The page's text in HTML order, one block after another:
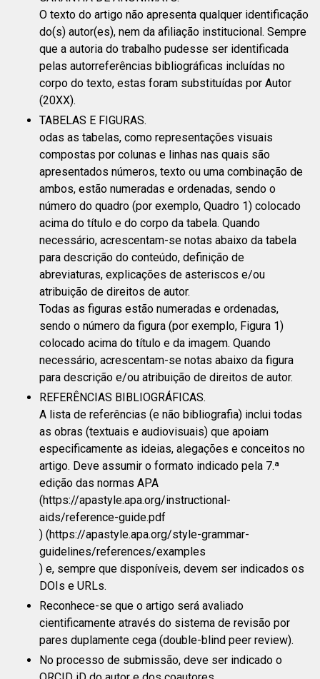
O texto do artigo não apresenta qualquer identificação
do(s) autor(es), nem da afiliação institucional. Sempre
que a autoria do trabalho pudesse ser identificada
pelas autorreferências bibliográficas incluídas no
corpo do texto, estas foram substituídas por Autor
(20XX).
TABELAS E FIGURAS.
odas as tabelas, como representações visuais
compostas por colunas e linhas nas quais são
apresentados números, texto ou uma combinação de
ambos, estão numeradas e ordenadas, sendo o
número do quadro (por exemplo, Quadro 1) colocado
acima do título e do corpo da tabela. Quando
necessário, acrescentam-se notas abaixo da tabela
para descrição do conteúdo, definição de
abreviaturas, explicações de asteriscos e/ou
atribuição de direitos de autor.
Todas as figuras estão numeradas e ordenadas,
sendo o número da figura (por exemplo, Figura 1)
colocado acima do título e da imagem. Quando
necessário, acrescentam-se notas abaixo da figura
para descrição e/ou atribuição de direitos de autor.
REFERÊNCIAS BIBLIOGRÁFICAS.
A lista de referências (e não bibliografia) inclui todas
as obras (textuais e audiovisuais) que apoiam
especificamente as ideias, alegações e conceitos no
artigo. Deve assumir o formato indicado pela 7.ª
edição das normas APA
(https://apastyle.apa.org/instructional-
aids/reference-guide.pdf
) (https://apastyle.apa.org/style-grammar-
guidelines/references/examples
) e, sempre que disponíveis, devem ser indicados os
DOIs e URLs.
Reconhece-se que o artigo será avaliado
cientificamente através do sistema de revisão por
pares duplamente cega (double-blind peer review).
No processo de submissão, deve ser indicado o